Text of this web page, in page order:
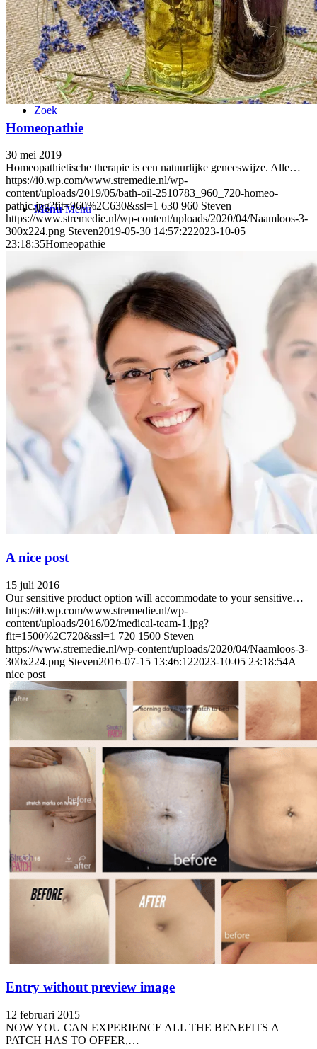
Inloggen / registreren link naar pagina
Zoek
Menu Menu
Winkelwagen
Homeopathie
30 mei 2019
Homeopathietische therapie is een natuurlijke geneeswijze. Alle…
https://i0.wp.com/www.stremedie.nl/wp-
content/uploads/2019/05/bath-oil-2510783_960_720-homeo-
pathic.jpg?fit=960%2C630&ssl=1 630 960 Steven
https://www.stremedie.nl/wp-content/uploads/2020/04/Naamloos-3-
300x224.png Steven2019-05-30 14:57:222023-10-05
23:18:35Homeopathie
A nice post
15 juli 2016
Our sensitive product option will accommodate to your sensitive…
https://i0.wp.com/www.stremedie.nl/wp-
content/uploads/2016/02/medical-team-1.jpg?
fit=1500%2C720&ssl=1 720 1500 Steven
https://www.stremedie.nl/wp-content/uploads/2020/04/Naamloos-3-
300x224.png Steven2016-07-15 13:46:122023-10-05 23:18:54A
nice post
Entry without preview image
12 februari 2015
NOW YOU CAN EXPERIENCE ALL THE BENEFITS A
PATCH HAS TO OFFER,…